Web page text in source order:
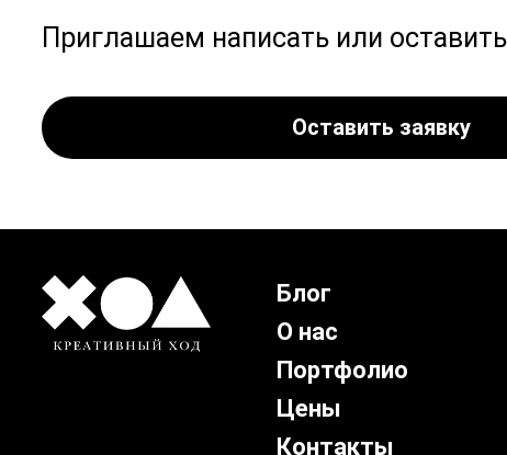
Приглашаем написать или
Оставить заявку
Блог
О нас
Портфолио
Цены
Контакты